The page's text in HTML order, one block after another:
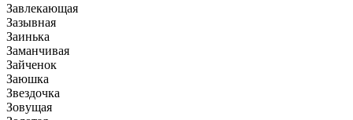
Завлекающая
Зазывная
Заинька
Заманчивая
Зайченок
Заюшка
Звездочка
Зовyщая